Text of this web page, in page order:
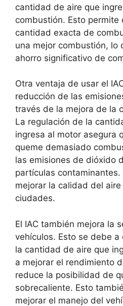
cantidad de aire que
combustión. Esto permite
cantidad exacta de
una mejor combustión, lo
ahorro significativo de
Otra ventaja de usar el
reducción de las
través de la mejora de la
La regulación de la
ingresa al motor asegura
queme demasiado
las emisiones de dióxido
partículas
mejorar la calidad del
ciudades.
El IAC también mejora la
vehículos. Esto se debe a
la cantidad de aire que
a mejorar el rendimiento
reduce la posibilidad de
sobrecaliente. Esto
mejorar el manejo del